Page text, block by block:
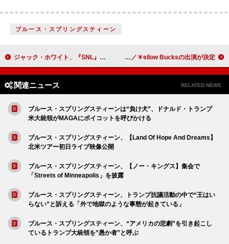
ブルース・スプリングスティーン
ジャック・ホワイト、『SNL』で新曲2曲披露 ウータン・クラン、来日公演にキングギドラ／Awich／般若／￥ellow Bucksの出演が決定
関連ニュース RELATED NEWS
ブルース・スプリングスティーンは“負け犬”、ドナルド・トランプ
米大統領がMAGAにボイコットを呼びかける
ブルース・スプリングスティーン、【Land Of Hope And Dreams】
北米ツアー初日ライブ映像公開
ブルース・スプリングスティーン、【ノー・キングス】集会で
「Streets of Minneapolis」を披露
ブルース・スプリングスティーン、トランプ抗議活動の中で“王はい
らない”と訴える「外で地獄のような事態が起きている」
ブルース・スプリングスティーン、“アメリカの悲劇”を引き起こし
ているトランプ大統領を”愚か者”と呼ぶ